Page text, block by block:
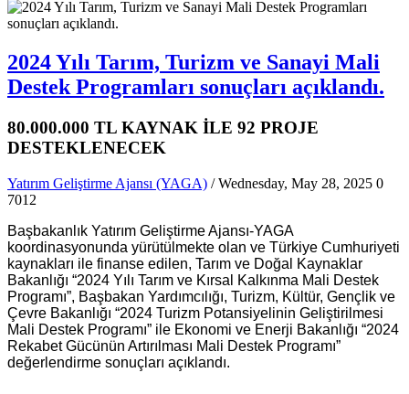
2024 Yılı Tarım, Turizm ve Sanayi Mali
Destek Programları sonuçları açıklandı.
80.000.000 TL KAYNAK İLE 92 PROJE
DESTEKLENECEK
Yatırım Geliştirme Ajansı (YAGA) / Wednesday, May 28, 2025 0
7012
Başbakanlık Yatırım Geliştirme Ajansı-YAGA
koordinasyonunda yürütülmekte olan ve Türkiye Cumhuriyeti
kaynakları ile finanse edilen, Tarım ve Doğal Kaynaklar
Bakanlığı “2024 Yılı Tarım ve Kırsal Kalkınma Mali Destek
Programı”, Başbakan Yardımcılığı, Turizm, Kültür, Gençlik ve
Çevre Bakanlığı “2024 Turizm Potansiyelinin Geliştirilmesi
Mali Destek Programı” ile Ekonomi ve Enerji Bakanlığı “2024
Rekabet Gücünün Artırılması Mali Destek Programı”
değerlendirme sonuçları açıklandı.